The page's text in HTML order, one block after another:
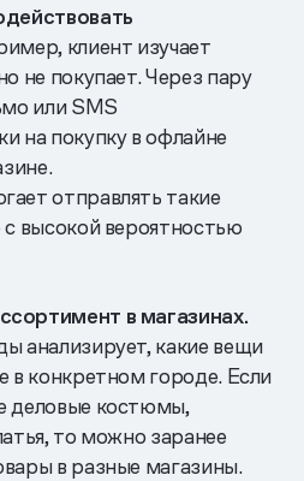
клиент изучает
не покупает. Через пару
или SMS
на покупку в офлайне
отправлять такие
высокой вероятностью
в магазинах.
анализирует, какие вещи
в конкретном городе. Если
деловые костюмы,
то можно заранее
в разные магазины.